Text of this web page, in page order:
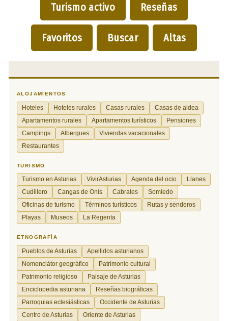
Turismo activo Reseñas
Favoritos Buscar Altas